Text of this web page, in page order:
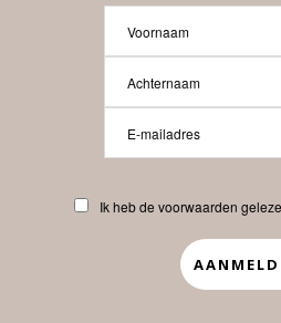
Beauty-
Abonneren
APP
Ik heb de voorwaarden